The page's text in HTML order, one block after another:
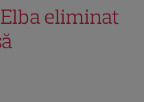
eliminat